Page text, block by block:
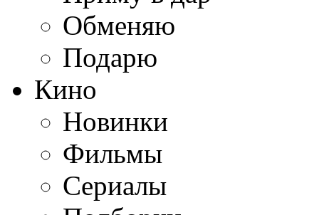
Обменяю
Подарю
Кино
Новинки
Фильмы
Сериалы